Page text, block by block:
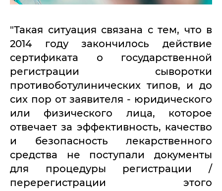
"Такая ситуация связана с тем, что в
2014 году закончилось действие
сертификата о государственной
регистрации сыворотки
противоботулинических типов, и до
сих пор от заявителя - юридического
или физического лица, которое
отвечает за эффективность, качество
и безопасность лекарственного
средства не поступали документы
для процедуры регистрации /
перерегистрации этого